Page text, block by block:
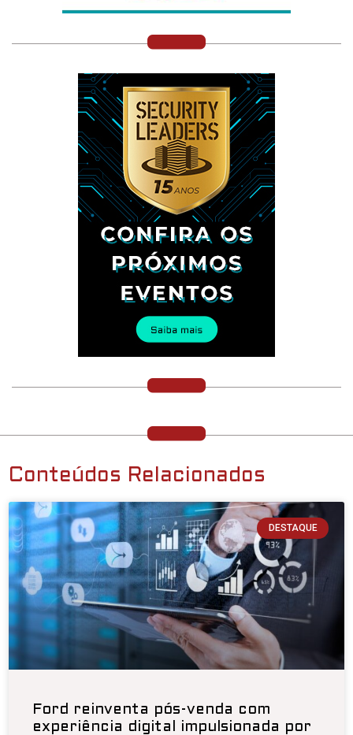
Conteúdos Relacionados
DESTAQUE
Ford reinventa pós-venda com
experiência digital impulsionada por